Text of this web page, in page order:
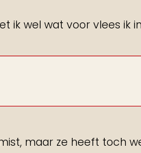
ik wel wat voor vlees ik
maar ze heeft toch